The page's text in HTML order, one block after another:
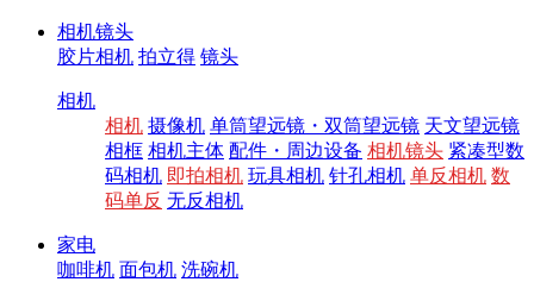
相机镜头
胶片相机 拍立得 镜头
相机
相机 摄像机 单筒望远镜・双筒望远镜 天文望远镜
相框 相机主体 配件・周边设备 相机镜头 紧凑型数
码相机 即拍相机 玩具相机 针孔相机 单反相机 数
码单反 无反相机
家电
咖啡机 面包机 洗碗机